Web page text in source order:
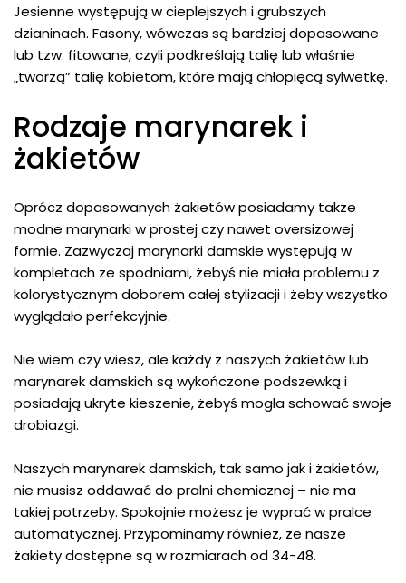
Jesienne występują w cieplejszych i grubszych
dzianinach. Fasony, wówczas są bardziej dopasowane
lub tzw. fitowane, czyli podkreślają talię lub właśnie
„tworzą” talię kobietom, które mają chłopięcą sylwetkę.
Rodzaje marynarek i
żakietów
Oprócz dopasowanych żakietów posiadamy także
modne marynarki w prostej czy nawet oversizowej
formie. Zazwyczaj marynarki damskie występują w
kompletach ze spodniami, żebyś nie miała problemu z
kolorystycznym doborem całej stylizacji i żeby wszystko
wyglądało perfekcyjnie.
Nie wiem czy wiesz, ale każdy z naszych żakietów lub
marynarek damskich są wykończone podszewką i
posiadają ukryte kieszenie, żebyś mogła schować swoje
drobiazgi.
Naszych marynarek damskich, tak samo jak i żakietów,
nie musisz oddawać do pralni chemicznej – nie ma
takiej potrzeby. Spokojnie możesz je wyprać w pralce
automatycznej. Przypominamy również, że nasze
żakiety dostępne są w rozmiarach od 34-48.